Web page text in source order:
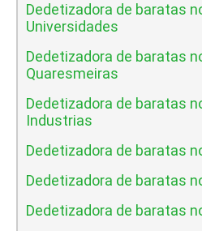
Dedetizadora de baratas
Universidades
Dedetizadora de baratas
Quaresmeiras
Dedetizadora de baratas
Industrias
Dedetizadora de baratas
Dedetizadora de baratas
Dedetizadora de baratas